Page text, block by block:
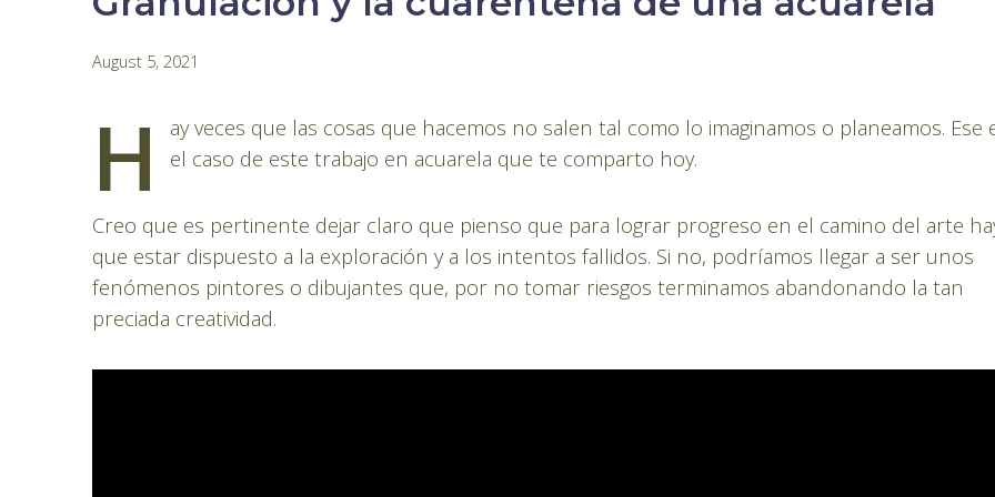
By
Montes
August 5, 2021
H
ay veces que las cosas que hacemos no salen tal como lo imaginamos o planeamos. Ese
el caso de este trabajo en acuarela que te comparto hoy.
Creo que es pertinente dejar claro que pienso que para lograr progreso en el camino del arte
que estar dispuesto a la exploración y a los intentos fallidos. Si no, podríamos llegar a ser unos
fenómenos pintores o dibujantes que, por no tomar riesgos terminamos abandonando la tan
preciada creatividad.